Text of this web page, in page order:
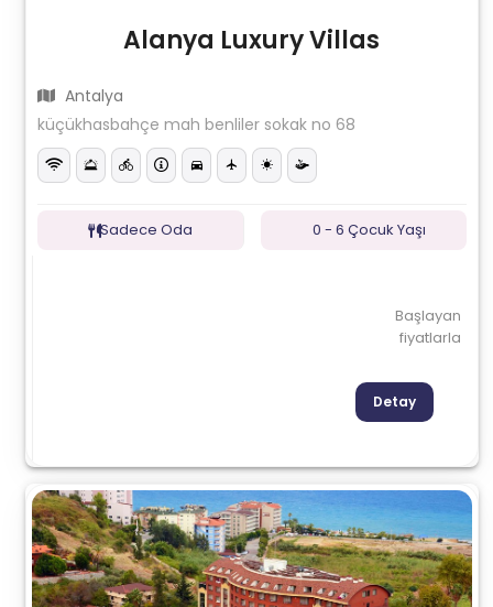
Alanya Luxury Villas
Antalya
küçükhasbahçe mah benliler sokak no 68
Sadece Oda 0 - 6 Çocuk Yaşı
Başlayan
fiyatlarla
Detay